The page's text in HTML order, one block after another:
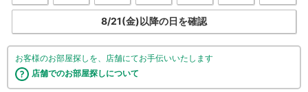
8/21(金)以降の日を確認
お客様のお部屋探しを、店舗にてお手伝いいたします
店舗でのお部屋探しについて